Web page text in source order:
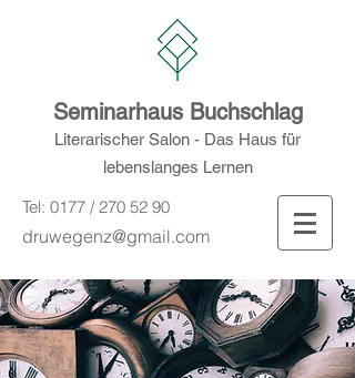
Seminarhaus Buchschlag
Literarischer Salon - Das Haus für
lebenslanges Lernen
Tel: 0177 / 270 52 90
druwegenz@gmail.com